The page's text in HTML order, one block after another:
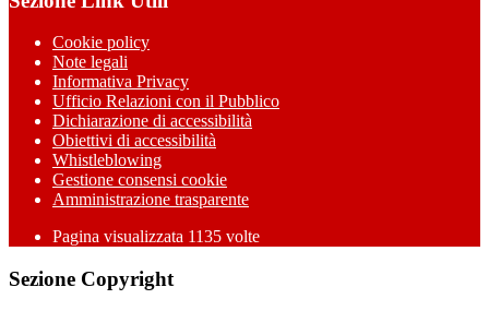
Cookie policy
Note legali
Informativa Privacy
Ufficio Relazioni con il Pubblico
Dichiarazione di accessibilità
Obiettivi di accessibilità
Whistleblowing
Gestione consensi cookie
Amministrazione trasparente
Pagina visualizzata 1135 volte
Sezione Copyright